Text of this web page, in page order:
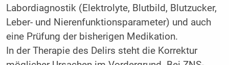
Labordiagnostik (Elektrolyte, Blutbild, Blutzucker,
Leber- und Nierenfunktionsparameter) und auch
eine Prüfung der bisherigen Medikation.
In der Therapie des Delirs steht die Korrektur